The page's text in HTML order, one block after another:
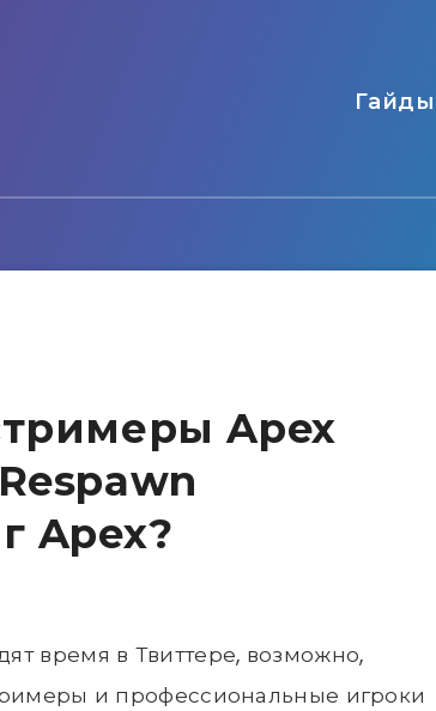
Гайды
Apex
Apex?
время в Твиттере, возможно,
и профессиональные игроки